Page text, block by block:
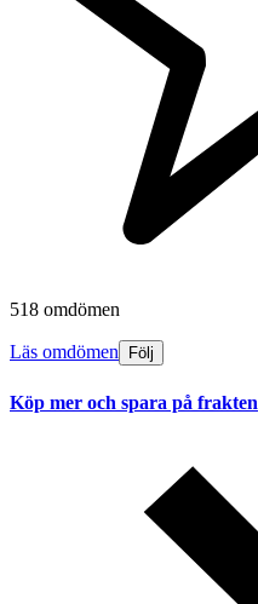
518 omdömen
Läs omdömen Följ
Köp mer och spara på frakten